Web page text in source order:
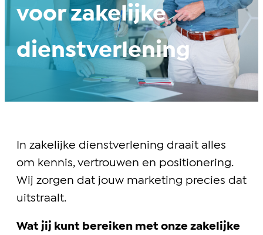
voor zakelijke
dienstverlening
In zakelijke dienstverlening draait alles
om kennis, vertrouwen en positionering.
Wij zorgen dat jouw marketing precies dat
uitstraalt.
Wat jij kunt bereiken met onze zakelijke